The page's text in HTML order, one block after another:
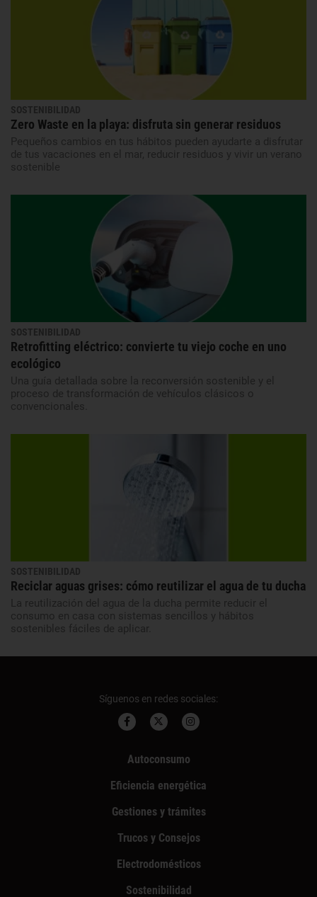
SOSTENIBILIDAD
Zero Waste en la playa: disfruta sin generar residuos
Pequeños cambios en tus hábitos pueden ayudarte a disfrutar
de tus vacaciones en el mar, reducir residuos y vivir un verano
sostenible
SOSTENIBILIDAD
Retrofitting eléctrico: convierte tu viejo coche en uno
ecológico
Una guía detallada sobre la reconversión sostenible y el
proceso de transformación de vehículos clásicos o
convencionales.
SOSTENIBILIDAD
Reciclar aguas grises: cómo reutilizar el agua de tu ducha
La reutilización del agua de la ducha permite reducir el
consumo en casa con sistemas sencillos y hábitos
sostenibles fáciles de aplicar.
Síguenos en redes sociales:
Autoconsumo
Eficiencia energética
Gestiones y trámites
Trucos y Consejos
Electrodomésticos
Sostenibilidad